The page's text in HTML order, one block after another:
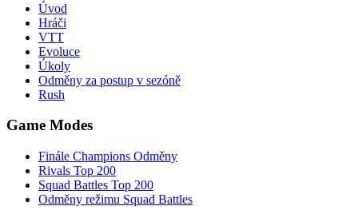
Úvod
Hráči
VTT
Evoluce
Úkoly
Odměny za postup v sezóně
Rush
Game Modes
Finále Champions Odměny
Rivals Top 200
Squad Battles Top 200
Odměny režimu Squad Battles